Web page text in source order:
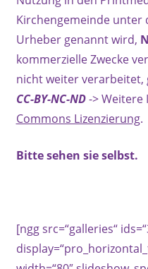
Kirchengemeinde unter
Urheber genannt wird,
kommerzielle Zwecke
nicht weiter verarbeitet,
CC-BY-NC-ND-> Weitere
Commons Lizenzierung.
Bitte sehen sie selbst.
[ngg src=“galleries“